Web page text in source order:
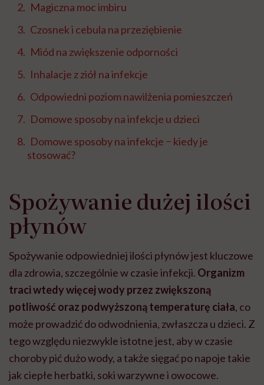
Magiczna moc imbiru
Czosnek i cebula na przeziębienie
Miód na zwiększenie odporności
Inhalacje z ziół na infekcje
Odpowiedni poziom nawilżenia pomieszczeń
Domowe sposoby na infekcje u dzieci
Domowe sposoby na infekcje − kiedy je
stosować?
Spożywanie dużej ilości
płynów
Spożywanie odpowiedniej ilości płynów jest kluczowe
dla zdrowia, szczególnie w czasie infekcji. Organizm
traci wtedy więcej wody przez zwiększoną
potliwość oraz podwyższoną temperaturę ciała, co
może prowadzić do odwodnienia, zwłaszcza u dzieci. Z
tego względu niezwykle istotne jest, aby w czasie
choroby pić dużo wody, a także sięgać po napoje takie
jak ciepłe herbatki, soki warzywne i owocowe.